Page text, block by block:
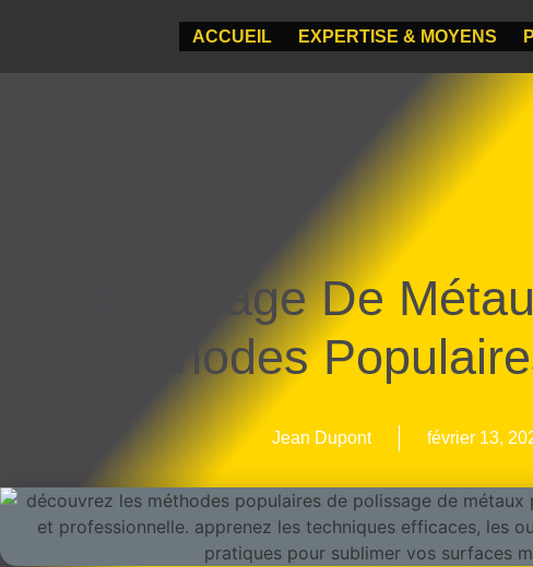
ACCUEIL EXPERTISE & MOYENS
Polissage De
Méthodes
Jean Dupont février 13,